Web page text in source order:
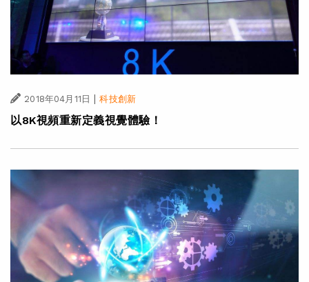
2018年04月11日 科技創新
以8K視頻重新定義視覺體驗！